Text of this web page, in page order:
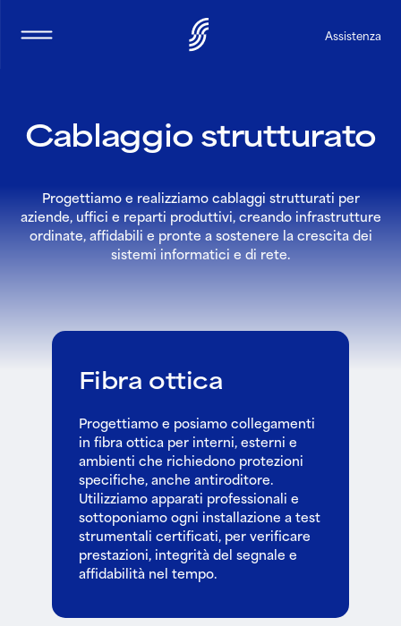
Assistenza
Cablaggiostrutturato
Progettiamo e realizziamo cablaggi strutturati per
aziende, uffici e reparti produttivi, creando infrastrutture
ordinate, affidabili e pronte a sostenere la crescita dei
sistemi informatici e di rete.
Fibra ottica
Progettiamo e posiamo collegamenti
in fibra ottica per interni, esterni e
ambienti che richiedono protezioni
specifiche, anche antiroditore.
Utilizziamo apparati professionali e
sottoponiamo ogni installazione a test
strumentali certificati, per verificare
prestazioni, integrità del segnale e
affidabilità nel tempo.